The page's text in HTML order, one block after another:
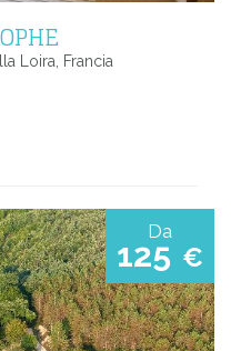
Loira, Francia
Da
125 €